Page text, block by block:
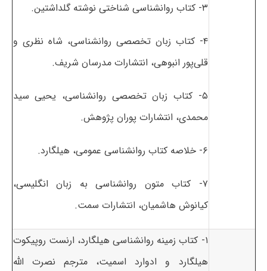
۳- کتاب روانشناسی شناختی نوشته گلداشتین.
۴- کتاب زبان تخصصی روانشناسی، شاه نظری و
قلی‌پور انبوهی، انتشارات مدرسان شریف.
۵- کتاب زبان تخصصی روانشناسی، یحیی سید
محمدی، انتشارات پوران پژوهش.
۶- خلاصه کتاب روانشناسی عمومی، هیلگارد.
۷- کتاب متون روانشناسی به زبان انگلیسی،
کیانوش هاشمیان، انتشارات سمت.
۱- کتاب زمینه روانشناسی هیلگارد، ارنست روپیکوت
هیلگارد و ادوارد اسمیت، مترجم نصرت الله